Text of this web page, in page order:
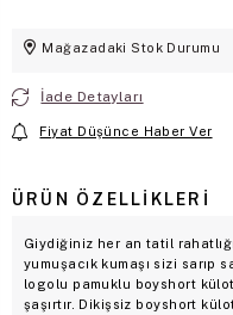
Mağazadaki Stok Durumu
İade Detayları
Fiyat Düşünce Haber Ver
ÜRÜN ÖZELLIKLERI
Giydiğiniz her an tatil
yumuşacık kumaşı sizi sarıp
logolu pamuklu boyshort
şaşırtır. Dikişsiz boyshort